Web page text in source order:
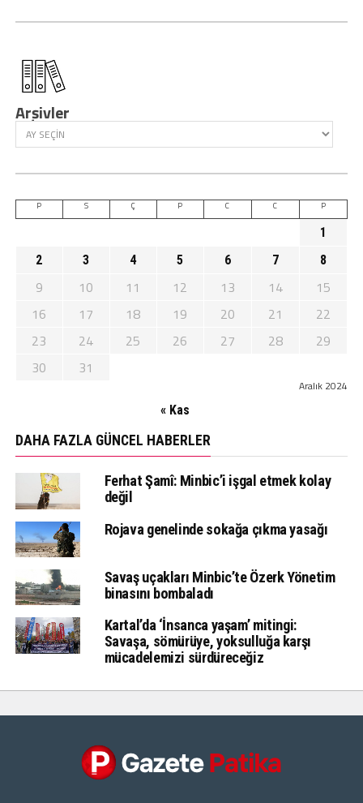
Arşivler
Aralık 2024
P S Ç P C C P
1
2
3 4 5 6 7 8
9 10 11 12 13 14
15
16
17 18 19 20 21
22
23
24 25 26 27 28
29
30
31
« Kas
DAHA FAZLA GÜNCEL HABERLER
Ferhat Şamî: Minbic’i işgal etmek kolay
değil
Rojava genelinde sokağa çıkma yasağı
Savaş uçakları Minbic’te Özerk Yönetim
binasını bombaladı
Kartal’da ‘İnsanca yaşam’ mitingi:
Savaşa, sömürüye, yoksulluğa karşı
mücadelemizi sürdüreceğiz